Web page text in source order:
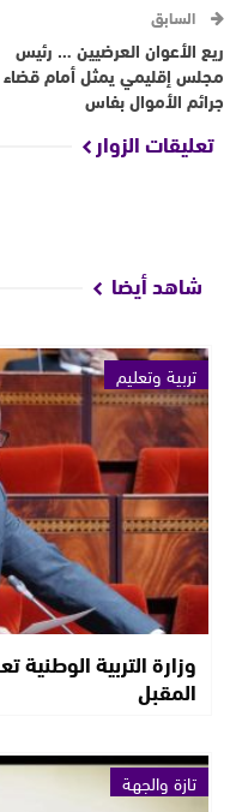
السابق
ريع الأعوان العرضيين … رئيس
مجلس إقليمي يمثل أمام قضاء
جرائم الأموال بفاس
تعليقات الزوار
شاهد أيضا
تربية وتعليم
وزارة التربية
المقبل
تازة والجهة